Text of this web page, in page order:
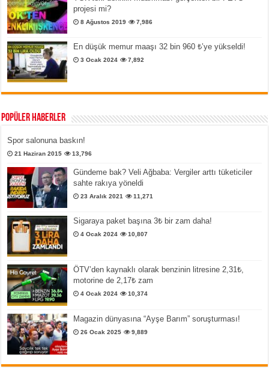
projesi mi?
8 Ağustos 2019 7,986
En düşük memur maaşı 32 bin 960 ₺’ye yükseldi!
3 Ocak 2024 7,892
Popüler Haberler
Spor salonuna baskın!
21 Haziran 2015 13,796
Gündeme bak? Veli Ağbaba: Vergiler arttı tüketiciler
sahte rakıya yöneldi
23 Aralık 2021 11,271
Sigaraya paket başına 3₺ bir zam daha!
4 Ocak 2024 10,807
ÖTV’den kaynaklı olarak benzinin litresine 2,31₺,
motorine de 2,17₺ zam
4 Ocak 2024 10,374
Magazin dünyasına “Ayşe Barım” soruşturması!
26 Ocak 2025 9,889